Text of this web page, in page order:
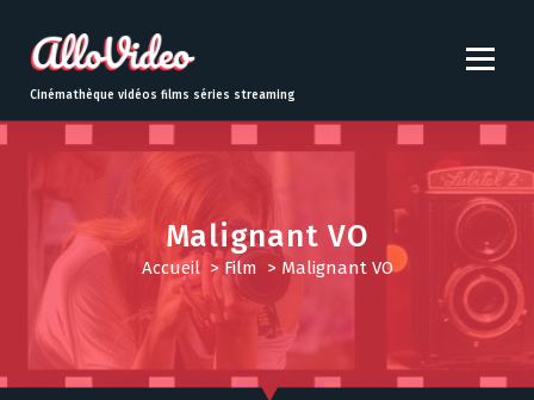
t
o
Cinémathèque vidéos films séries streaming
Malignant VO
Accueil> Film > Malignant VO